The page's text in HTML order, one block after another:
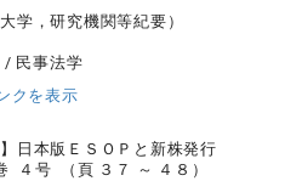
学，研究機関等紀要）
/ 民事法学
クを表示
】日本版ＥＳＯＰと新株発行
４号 （頁 ３７ ～ ４８）